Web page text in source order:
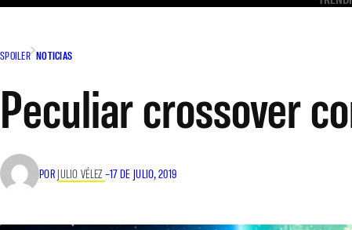
SPOILER NOTICIAS
Peculiar crossover
POR JULIO VÉLEZ –17 DE JULIO, 2019